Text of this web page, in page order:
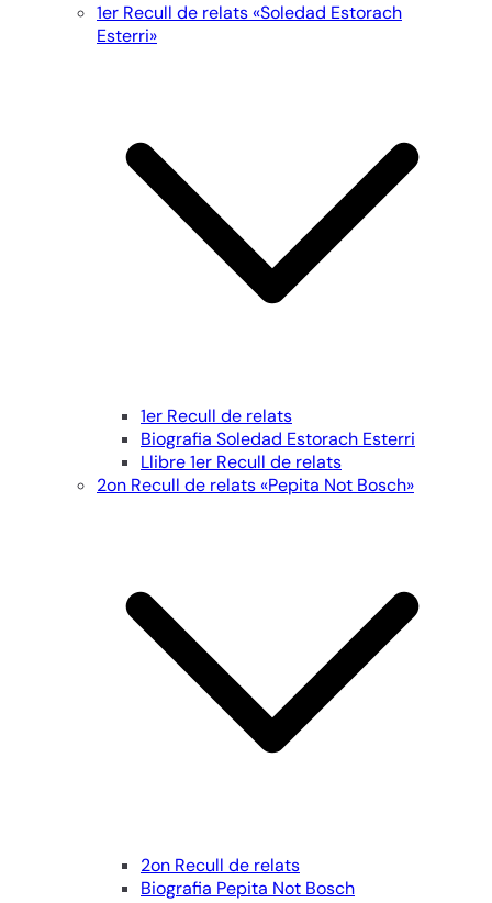
1er Recull de relats «Soledad Estorach
Esterri»
1er Recull de relats
Biografia Soledad Estorach Esterri
Llibre 1er Recull de relats
2on Recull de relats «Pepita Not Bosch»
2on Recull de relats
Biografia Pepita Not Bosch